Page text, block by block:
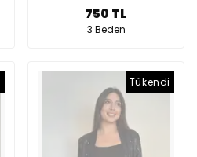
750 TL
3 Beden
Tükendi